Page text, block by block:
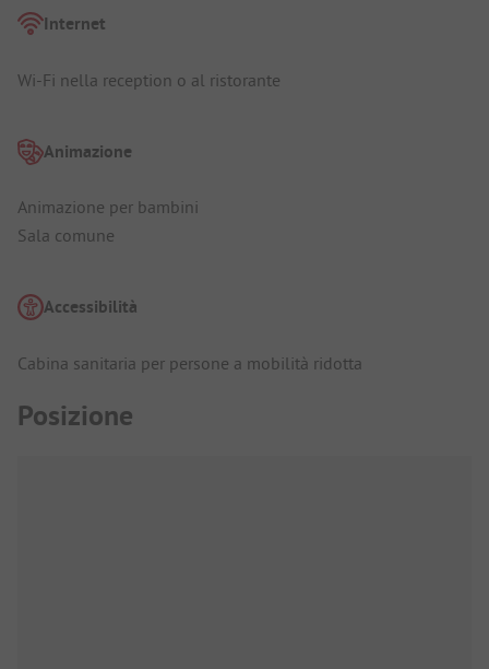
Internet
Wi-Fi nella reception o al ristorante
Animazione
Animazione per bambini
Sala comune
Accessibilità
Cabina sanitaria per persone a mobilità ridotta
Posizione